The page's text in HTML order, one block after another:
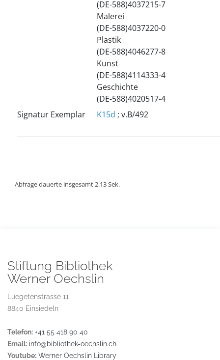
(DE-588)4037215-7
Malerei
(DE-588)4037220-0
Plastik
(DE-588)4046277-8
Kunst
(DE-588)4114333-4
Geschichte
(DE-588)4020517-4
Signatur Exemplar
K15d ; v.B/492
Abfrage dauerte insgesamt 2.13 Sek.
Stiftung Bibliothek
Werner Oechslin
Luegetenstrasse 11
8840 Einsiedeln
Telefon: +41 55 418 90 40
Email: info@bibliothek-oechslin.ch
Youtube: Werner Oechslin Library